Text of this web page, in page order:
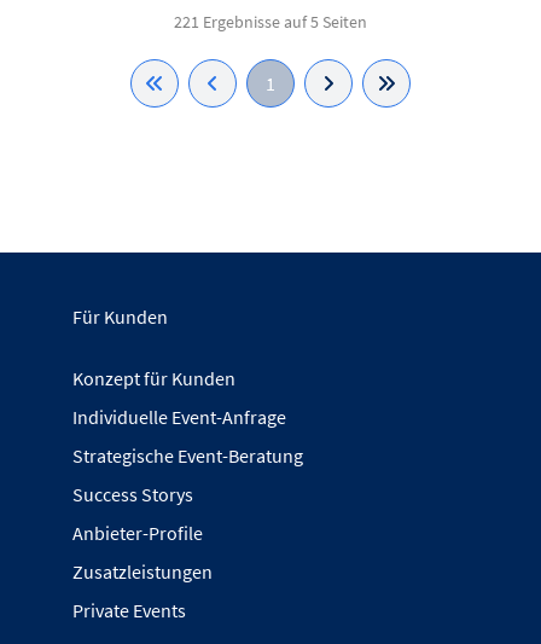
221 Ergebnisse auf 5 Seiten
1
Für Kunden
Konzept für Kunden
Individuelle Event-Anfrage
Strategische Event-Beratung
Success Storys
Anbieter-Profile
Zusatzleistungen
Private Events